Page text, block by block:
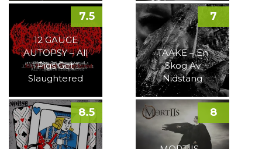
12 GAUGE
AUTOPSY – All
Pigs Get
Slaughtered
7.5
TAAKE – En
Skog Av
Nidstang
7
8.5 8